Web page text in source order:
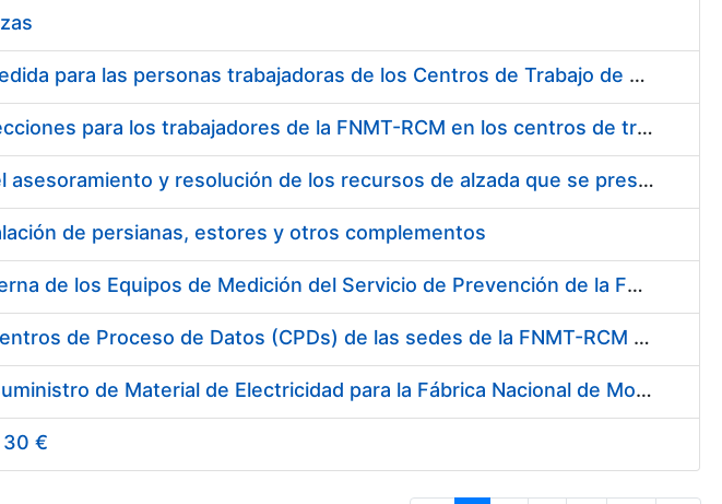
Suministro de Protectores Auditivos a medida para las personas trabajadoras de los Centros de Trabajo de Madrid y Burgos
Suministro de gafas graduadas antiproyecciones para los trabajadores de la FNMT-RCM en los centros de trabajo de Madrid y Burgos
Servicios de una empresa externa para el asesoramiento y resolución de los recursos de alzada que se presentan relacionados con procesos de selección para la FNMT-RCM
de persianas, estores y otros complementos
Servicio de Calibración y Verificación Externa de los Equipos de Medición del Servicio de Prevención de la FNMT-RCM
Conexión mediante Fibra Óptica de los Centros de Proceso de Datos (CPDs) de las sedes de la FNMT-RCM de Burgos y Madrid
Contratación de acuerdo marco para el Suministro de Material de Electricidad para la Fábrica Nacional de Moneda y Timbre-Real Casa de la Moneda en su centro de trabajo de Burgos
30 €